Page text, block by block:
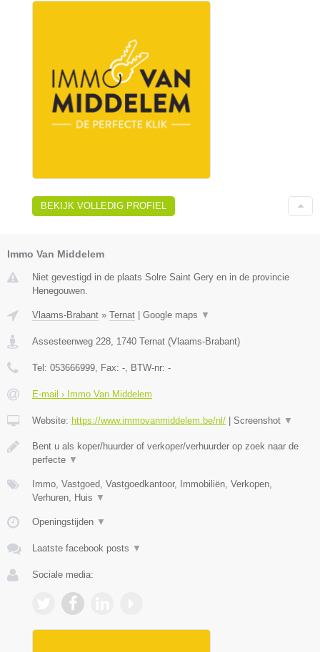
BEKIJK VOLLEDIG PROFIEL
Immo Van Middelem
Niet gevestigd in de plaats Solre Saint Gery en in de provincie
Henegouwen.
Vlaams-Brabant » Ternat Google maps ▼
Assesteenweg 228 1740 Ternat (Vlaams-Brabant)
Tel: 053666999 , Fax: - , BTW-nr: -
E-mail › Immo Van Middelem
Website: https://www.immovanmiddelem.be/nl/ Screenshot ▼
Bent u als koper/huurder of verkoper/verhuurder op zoek naar de
perfecte ▼
Immo, Vastgoed, Vastgoedkantoor, Immobiliën, Verkopen,
Verhuren, Huis ▼
Openingstijden ▼
Laatste facebook posts ▼
Sociale media: